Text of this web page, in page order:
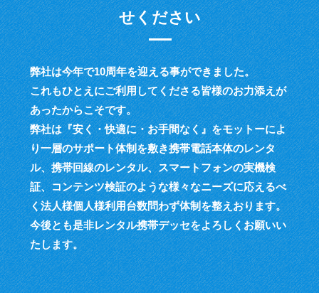
せください
弊社は今年で10周年を迎える事ができました。
これもひとえにご利用してくださる皆様のお力添えが
あったからこそです。
弊社は『安く・快適に・お手間なく』をモットーによ
り一層のサポート体制を敷き携帯電話本体のレンタ
ル、携帯回線のレンタル、スマートフォンの実機検
証、コンテンツ検証のような様々なニーズに応えるべ
く法人様個人様利用台数問わず体制を整えおります。
今後とも是非レンタル携帯デッセをよろしくお願いい
たします。